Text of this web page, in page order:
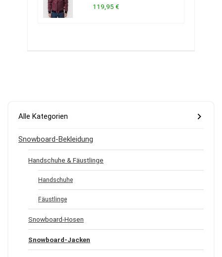
119,95 €
Alle Kategorien
Snowboard-Bekleidung
Handschuhe & Fäustlinge
Handschuhe
Fäustlinge
Snowboard-Hosen
Snowboard-Jacken